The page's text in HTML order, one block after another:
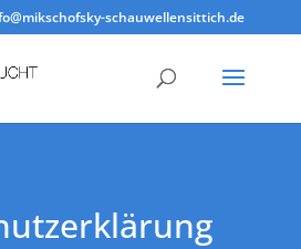
schauwellensittich.de